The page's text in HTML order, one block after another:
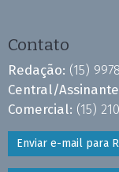
Contato
Redação: (15)
Central/
Comercial: (15)
Enviar e-mail para